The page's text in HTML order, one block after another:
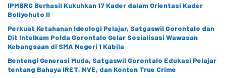
IPMBRG Berhasil Kukuhkan 17 Kader dalam Orientasi Kader
Boliyohuto II
Perkuat Ketahanan Ideologi Pelajar, Satgaswil Gorontalo dan
Dit Intelkam Polda Gorontalo Gelar Sosialisasi Wawasan
Kebangsaan di SMA Negeri 1 Kabila
Bentengi Generasi Muda, Satgaswil Gorontalo Edukasi Pelajar
tentang Bahaya IRET, NVE, dan Konten True Crime